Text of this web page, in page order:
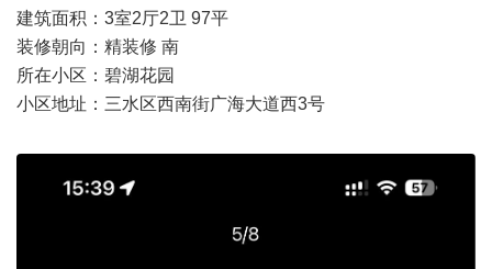
建筑面积：3室2厅2卫 97平
装修朝向：精装修 南
所在小区：碧湖花园
小区地址：三水区西南街广海大道西3号